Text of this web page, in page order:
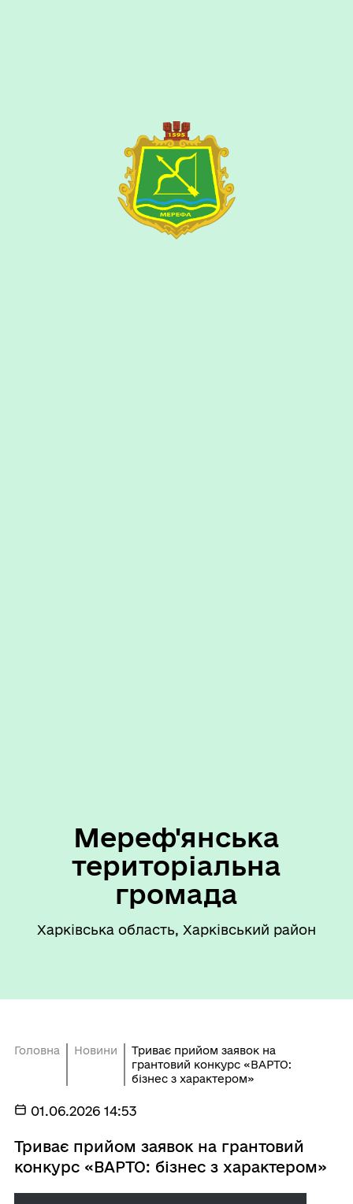
Мереф'янська
територіальна
громада
Харківська область, Харківський район
Головна Новини
Триває прийом заявок на
грантовий конкурс «ВАРТО:
бізнес з характером»
01.06.2026 14:53
Триває прийом заявок на грантовий
конкурс «ВАРТО: бізнес з характером»